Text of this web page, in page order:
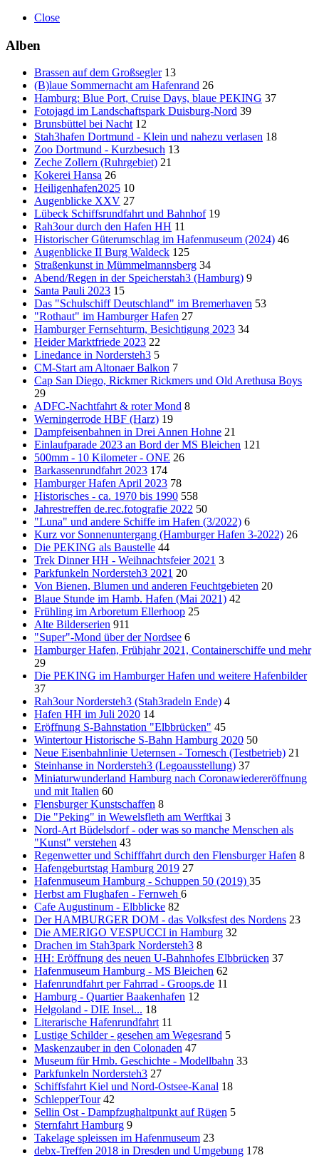
Close
Alben
Brassen auf dem Großsegler 13
(B)laue Sommernacht am Hafenrand 26
Hamburg: Blue Port, Cruise Days, blaue PEKING 37
Fotojagd im Landschaftspark Duisburg-Nord 39
Brunsbüttel bei Nacht 12
Stah3hafen Dortmund - Klein und nahezu verlasen 18
Zoo Dortmund - Kurzbesuch 13
Zeche Zollern (Ruhrgebiet) 21
Kokerei Hansa 26
Heiligenhafen2025 10
Augenblicke XXV 27
Lübeck Schiffsrundfahrt und Bahnhof 19
Rah3our durch den Hafen HH 11
Historischer Güterumschlag im Hafenmuseum (2024) 46
Augenblicke II Burg Waldeck 125
Straßenkunst in Mümmelmannsberg 34
Abend/Regen in der Speicherstah3 (Hamburg) 9
Santa Pauli 2023 15
Das "Schulschiff Deutschland" im Bremerhaven 53
"Rothaut" im Hamburger Hafen 27
Hamburger Fernsehturm, Besichtigung 2023 34
Heider Marktfriede 2023 22
Linedance in Nordersteh3 5
CM-Start am Altonaer Balkon 7
Cap San Diego, Rickmer Rickmers und Old Arethusa Boys
29
ADFC-Nachtfahrt & roter Mond 8
Werningerrode HBF (Harz) 19
Dampfeisenbahnen in Drei Annen Hohne 21
Einlaufparade 2023 an Bord der MS Bleichen 121
500mm - 10 Kilometer - ONE 26
Barkassenrundfahrt 2023 174
Hamburger Hafen April 2023 78
Historisches - ca. 1970 bis 1990 558
Jahrestreffen de.rec.fotografie 2022 50
"Luna" und andere Schiffe im Hafen (3/2022) 6
Kurz vor Sonnenuntergang (Hamburger Hafen 3-2022) 26
Die PEKING als Baustelle 44
Trek Dinner HH - Weihnachtsfeier 2021 3
Parkfunkeln Nordersteh3 2021 20
Von Bienen, Blumen und anderen Feuchtgebieten 20
Blaue Stunde im Hamb. Hafen (Mai 2021) 42
Frühling im Arboretum Ellerhoop 25
Alte Bilderserien 911
"Super"-Mond über der Nordsee 6
Hamburger Hafen, Frühjahr 2021, Containerschiffe und mehr
29
Die PEKING im Hamburger Hafen und weitere Hafenbilder
37
Rah3our Nordersteh3 (Stah3radeln Ende) 4
Hafen HH im Juli 2020 14
Eröffnung S-Bahnstation "Elbbrücken" 45
Wintertour Historische S-Bahn Hamburg 2020 50
Neue Eisenbahnlinie Ueternsen - Tornesch (Testbetrieb) 21
Steinhanse in Nordersteh3 (Legoausstellung) 37
Miniaturwunderland Hamburg nach Coronawiedereröffnung
und mit Italien 60
Flensburger Kunstschaffen 8
Die "Peking" in Wewelsfleth am Werftkai 3
Nord-Art Büdelsdorf - oder was so manche Menschen als
"Kunst" verstehen 43
Regenwetter und Schifffahrt durch den Flensburger Hafen 8
Hafengeburtstag Hamburg 2019 27
Hafenmuseum Hamburg - Schuppen 50 (2019) 35
Herbst am Flughafen - Fernweh 6
Cafe Augustinum - Elbblicke 82
Der HAMBURGER DOM - das Volksfest des Nordens 23
Die AMERIGO VESPUCCI in Hamburg 32
Drachen im Stah3park Nordersteh3 8
HH: Eröffnung des neuen U-Bahnhofes Elbbrücken 37
Hafenmuseum Hamburg - MS Bleichen 62
Hafenrundfahrt per Fahrrad - Groops.de 11
Hamburg - Quartier Baakenhafen 12
Helgoland - DIE Insel... 18
Literarische Hafenrundfahrt 11
Lustige Schilder - gesehen am Wegesrand 5
Maskenzauber in den Colonaden 47
Museum für Hmb. Geschichte - Modellbahn 33
Parkfunkeln Nordersteh3 27
Schiffsfahrt Kiel und Nord-Ostsee-Kanal 18
SchlepperTour 42
Sellin Ost - Dampfzughaltpunkt auf Rügen 5
Sternfahrt Hamburg 9
Takelage spleissen im Hafenmuseum 23
debx-Treffen 2018 in Dresden und Umgebung 178